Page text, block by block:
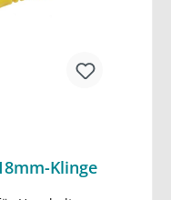
Klinge